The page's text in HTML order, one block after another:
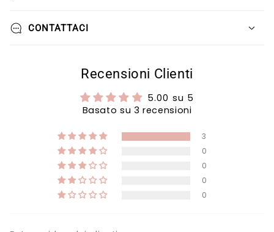
CONTATTACI
Recensioni Clienti
5.00 su 5
Basato su 3 recensioni
3
0
0
0
0